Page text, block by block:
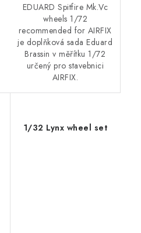
EDUARD Spitfire Mk.Vc
wheels 1/72
recommended for AIRFIX
je doplňková sada Eduard
Brassin v měřítku 1/72
určený pro stavebnici
AIRFIX.
1/32 Lynx wheel set